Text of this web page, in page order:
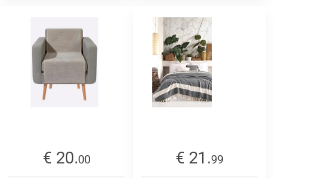
€ 20.00
€ 21.99